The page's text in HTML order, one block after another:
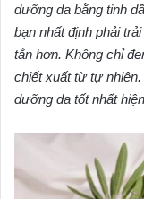
dưỡng da bằng tinh
bạn nhất định phải
tắn hơn. Không chỉ
chiết xuất từ tự
dưỡng da tốt nhất